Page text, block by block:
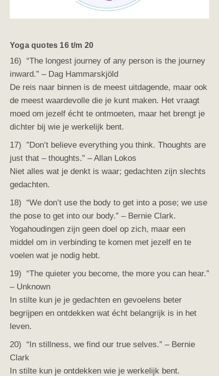
Yoga quotes 16 t/m 20
16) “The longest journey of any person is the journey
inward.” – Dag Hammarskjöld
De reis naar binnen is de meest uitdagende, maar ook
de meest waardevolle die je kunt maken. Het vraagt
moed om jezelf écht te ontmoeten, maar het brengt je
dichter bij wie je werkelijk bent.
17) ”Don’t believe everything you think. Thoughts are
just that – thoughts.” – Allan Lokos
Niet alles wat je denkt is waar; gedachten zijn slechts
gedachten.
18) “We don’t use the body to get into a pose; we use
the pose to get into our body.” – Bernie Clark.
Yogahoudingen zijn geen doel op zich, maar een
middel om in verbinding te komen met jezelf en te
voelen wat je nodig hebt.
19) “The quieter you become, the more you can hear.”
– Unknown
In stilte kun je je gedachten en gevoelens beter
begrijpen en ontdekken wat écht belangrijk is in het
leven.
20) “In stillness, we find our true selves.” – Bernie
Clark
In stilte kun je ontdekken wie je werkelijk bent.